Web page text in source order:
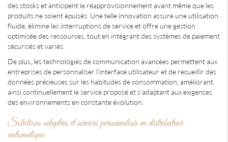
des stocks et anticipent le réapprovisionnement avant même que les
produits ne soient épuisés. Une telle innovation assure une utilisation
fluide, élimine les interruptions de service et offre une gestion
optimisée des ressources, tout en intégrant des systèmes de paiement
sécurisés et variés.
De plus, les technologies de communication avancées permettent aux
entreprises de personnaliser l'interface utilisateur et de recueillir des
données précieuses sur les habitudes de consommation, améliorant
ainsi continuellement le service proposé et s'adaptant aux exigences
des environnements en constante évolution.
Solutions adaptées et services personnalisés en distributeur
automatique